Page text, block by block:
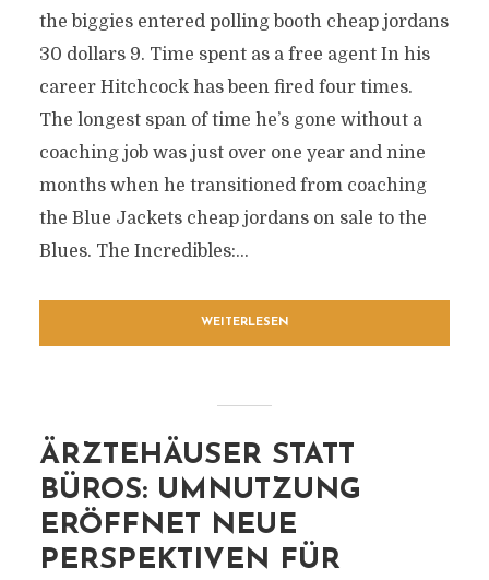
the biggies entered polling booth cheap jordans
30 dollars 9. Time spent as a free agent In his
career Hitchcock has been fired four times.
The longest span of time he’s gone without a
coaching job was just over one year and nine
months when he transitioned from coaching
the Blue Jackets cheap jordans on sale to the
Blues. The Incredibles:...
WEITERLESEN
ÄRZTEHÄUSER STATT
BÜROS: UMNUTZUNG
ERÖFFNET NEUE
PERSPEKTIVEN FÜR